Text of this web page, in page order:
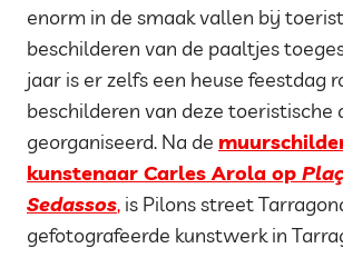
enorm in de smaak vallen bij
beschilderen van de paaltjes
jaar is er zelfs een heuse feestdag
beschilderen van deze toeristische
georganiseerd. Na de
kunstenaar Carles Arola op
Sedassos, is Pilons street
gefotografeerde kunstwerk in